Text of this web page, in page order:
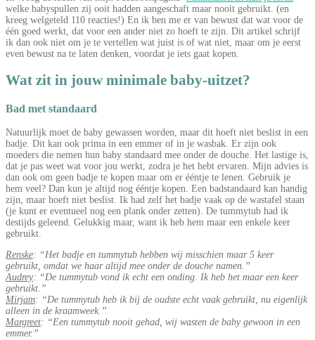
welke babyspullen zij ooit hadden aangeschaft maar nooit gebruikt. (en
kreeg welgeteld 110 reacties!) En ik ben me er van bewust dat wat voor de
één goed werkt, dat voor een ander niet zo hoeft te zijn. Dit artikel schrijf
ik dan ook niet om je te vertellen wat juist is of wat niet, maar om je eerst
even bewust na te laten denken, voordat je iets gaat kopen.
Wat zit in jouw minimale baby-uitzet?
Bad met standaard
Natuurlijk moet de baby gewassen worden, maar dit hoeft niet beslist in een
badje. Dit kan ook prima in een emmer of in je wasbak. Er zijn ook
moeders die nemen hun baby standaard mee onder de douche. Het lastige is,
dat je pas weet wat voor jou werkt, zodra je het hebt ervaren. Mijn advies is
dan ook om geen badje te kopen maar om er ééntje te lenen. Gebruik je
hem veel? Dan kun je altijd nog ééntje kopen. Een badstandaard kan handig
zijn, maar hoeft niet beslist. Ik had zelf het badje vaak op de wastafel staan
(je kunt er eventueel nog een plank onder zetten). De tummytub had ik
destijds geleend. Gelukkig maar, want ik heb hem maar een enkele keer
gebruikt.
Renske: “Het badje en tummytub hebben wij misschien maar 5 keer
gebruikt, omdat we haar altijd mee onder de douche namen.”
Audrey: “De tummytub vond ik echt een onding. Ik heb het maar een keer
gebruikt.”
Mirjam: “De tummytub heb ik bij de oudste echt vaak gebruikt, nu eigenlijk
alleen in de kraamweek.”
Margreet: “Een tummytub nooit gehad, wij wasten de baby gewoon in een
emmer.”